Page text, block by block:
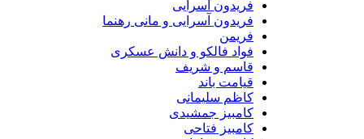
فریدون آسرایی
فریدون آسرایی و مانی رهنما
فریمن
فواد فالکو و دانش عسکری
قاسم و شریف
قیامت باند
کاظم سلیمانی
کامبیز جمشیدی
کامبیز فتاحی